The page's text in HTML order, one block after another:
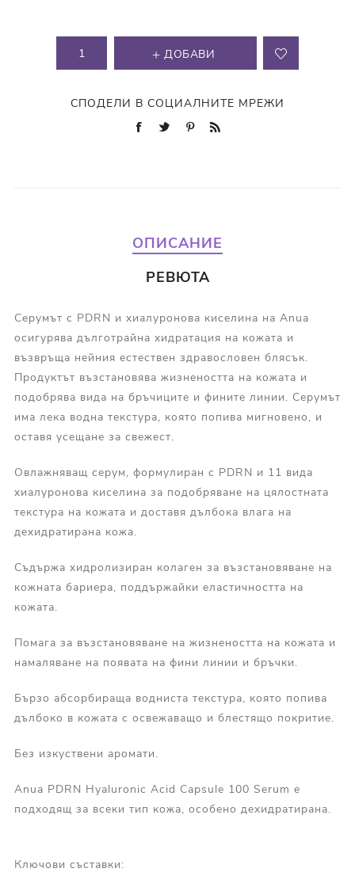
ДОБАВИ
СПОДЕЛИ В СОЦИАЛНИТЕ МРЕЖИ
ОПИСАНИЕ
РЕВЮТА
Серумът с PDRN и хиалуронова киселина на Anua
осигурява дълготрайна хидратация на кожата и
възвръща нейния естествен здравословен блясък.
Продуктът възстановява жизнеността на кожата и
подобрява вида на бръчиците и фините линии. Серумът
има лека водна текстура, която попива мигновено, и
оставя усещане за свежест.
Овлажняващ серум, формулиран с PDRN и 11 вида
хиалуронова киселина за подобряване на цялостната
текстура на кожата и доставя дълбока влага на
дехидратирана кожа.
Съдържа хидролизиран колаген за възстановяване на
кожната бариера, поддържайки еластичността на
кожата.
Помага за възстановяване на жизнеността на кожата и
намаляване на появата на фини линии и бръчки.
Бързо абсорбираща водниста текстура, която попива
дълбоко в кожата с освежаващо и блестящо покритие.
Без изкуствени аромати.
Anua PDRN Hyaluronic Acid Capsule 100 Serum е
подходящ за всеки тип кожа, особено дехидратирана.
Ключови съставки: